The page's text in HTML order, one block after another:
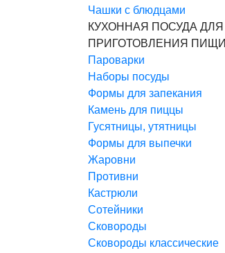
Чашки с блюдцами
КУХОННАЯ ПОСУДА ДЛЯ
ПРИГОТОВЛЕНИЯ ПИЩИ
Пароварки
Наборы посуды
Формы для запекания
Камень для пиццы
Гусятницы, утятницы
Формы для выпечки
Жаровни
Противни
Кастрюли
Сотейники
Сковороды
Сковороды классические